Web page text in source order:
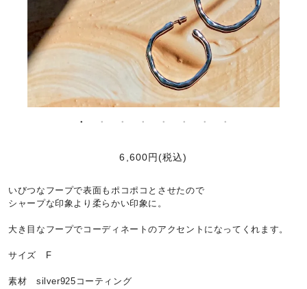
6,600円(税込)
いびつなフープで表面もポコポコとさせたので
シャープな印象より柔らかい印象に。
大き目なフープでコーディネートのアクセントになってくれます。
サイズ F
素材 silver925コーティング